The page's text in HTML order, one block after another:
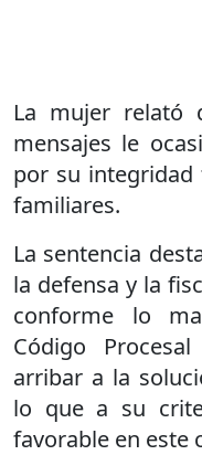
La mujer relató
mensajes le
por su integridad
familiares.
La sentencia
la defensa y la
conforme lo
Código
arribar a la
lo que a su
favorable en este